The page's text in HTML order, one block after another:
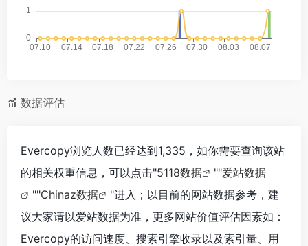
数据评估
Evercopy浏览人数已经达到1,335，如你需要查询该站
的相关权重信息，可以点击"5118数据 ""爱站数据
""Chinaz数据
"进入；以目前的网站数据参考，建
议大家请以爱站数据为准，更多网站价值评估因素如：
Evercopy的访问速度、搜索引擎收录以及索引量、用